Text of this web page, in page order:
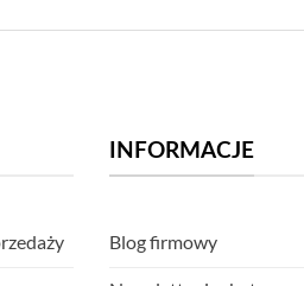
INFORMACJE
Blog firmowy